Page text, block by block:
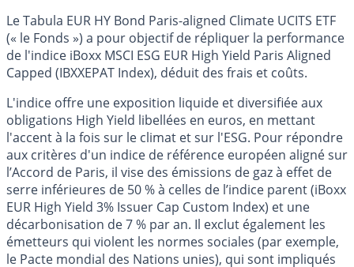
Le Tabula EUR HY Bond Paris-aligned Climate UCITS ETF
(« le Fonds ») a pour objectif de répliquer la performance
de l'indice iBoxx MSCI ESG EUR High Yield Paris Aligned
Capped (IBXXEPAT Index), déduit des frais et coûts.
L'indice offre une exposition liquide et diversifiée aux
obligations High Yield libellées en euros, en mettant
l'accent à la fois sur le climat et sur l'ESG. Pour répondre
aux critères d'un indice de référence européen aligné sur
l’Accord de Paris, il vise des émissions de gaz à effet de
serre inférieures de 50 % à celles de l’indice parent (iBoxx
EUR High Yield 3% Issuer Cap Custom Index) et une
décarbonisation de 7 % par an. Il exclut également les
émetteurs qui violent les normes sociales (par exemple,
le Pacte mondial des Nations unies), qui sont impliqués